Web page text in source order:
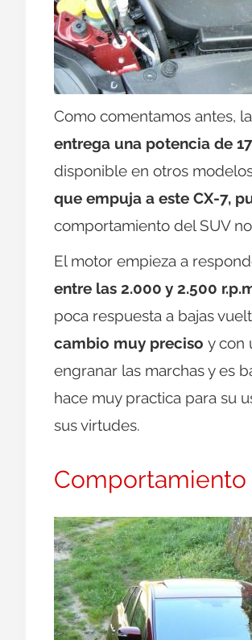
Como comentamos antes,
entrega una potencia de
disponible en otros
que empuja a este CX-7,
comportamiento del SUV
El motor empieza a
entre las 2.000 y 2.500
poca respuesta a bajas
cambio muy preciso y con
engranar las marchas y es
hace muy practica para su
sus virtudes.
Comportamiento